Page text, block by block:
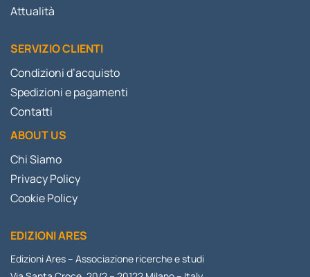
Attualità
SERVIZIO CLIENTI
Condizioni d’acquisto
Spedizioni e pagamenti
Contatti
ABOUT US
Chi Siamo
Privacy Policy
Cookie Policy
EDIZIONI ARES
Edizioni Ares – Associazione ricerche e studi